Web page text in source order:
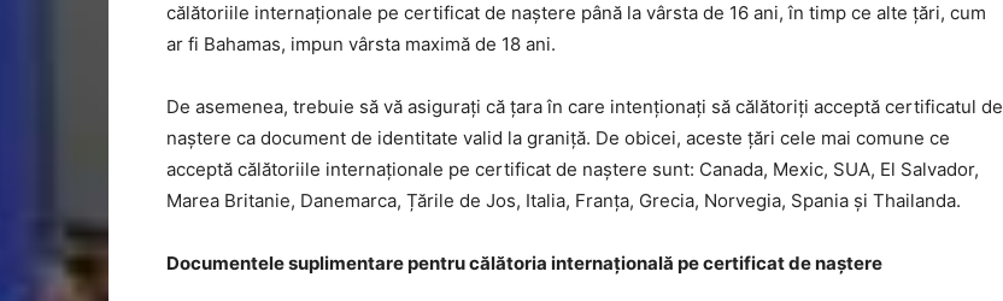
călătoriile internaționale pe certificat de naștere până la vârsta de 16 ani, în timp ce alte țări, cum
ar fi Bahamas, impun vârsta maximă de 18 ani.
De asemenea, trebuie să vă asigurați că țara în care intenționați să călătoriți acceptă certificatul de
naștere ca document de identitate valid la graniță. De obicei, aceste țări cele mai comune ce
acceptă călătoriile internaționale pe certificat de naștere sunt: Canada, Mexic, SUA, El Salvador,
Marea Britanie, Danemarca, Țările de Jos, Italia, Franța, Grecia, Norvegia, Spania și Thailanda.
Documentele suplimentare pentru călătoria internațională pe certificat de naștere